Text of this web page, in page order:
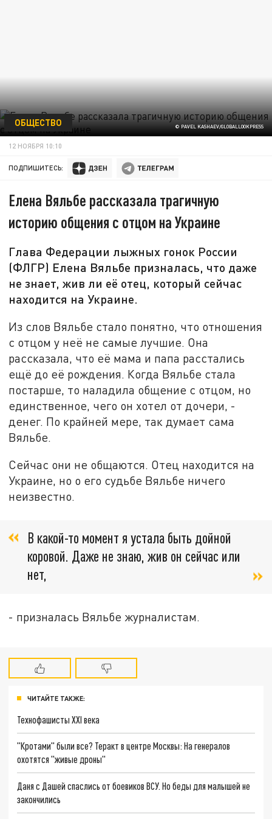
© PAVEL KASHAEV/GLOBALLOOKPRESS
ОБЩЕСТВО
12 НОЯБРЯ 10:10
ПОДПИШИТЕСЬ:
Елена Вяльбе рассказала трагичную
историю общения с отцом на Украине
Глава Федерации лыжных гонок России
(ФЛГР) Елена Вяльбе призналась, что даже
не знает, жив ли её отец, который сейчас
находится на Украине.
Из слов Вяльбе стало понятно, что отношения
с отцом у неё не самые лучшие. Она
рассказала, что её мама и папа расстались
ещё до её рождения. Когда Вяльбе стала
постарше, то наладила общение с отцом, но
единственное, чего он хотел от дочери, -
денег. По крайней мере, так думает сама
Вяльбе.
Сейчас они не общаются. Отец находится на
Украине, но о его судьбе Вяльбе ничего
неизвестно.
В какой-то момент я устала быть дойной
коровой. Даже не знаю, жив он сейчас или
нет,
- призналась Вяльбе журналистам.
ЧИТАЙТЕ ТАКЖЕ:
Технофашисты XXI века
"Кротами" были все? Теракт в центре Москвы: На генералов
охотятся "живые дроны"
Даня с Дашей спаслись от боевиков ВСУ. Но беды для малышей не
закончились